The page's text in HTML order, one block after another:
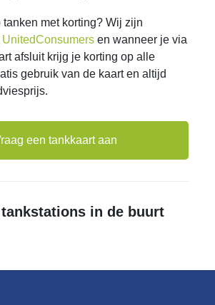
met korting? Wij zijn
UnitedConsumers en wanneer je via
afsluit krijg je korting op alle
gebruik van de kaart en altijd
een tankkaart aan
in de buurt